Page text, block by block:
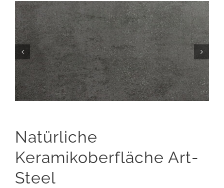
Natürliche
Keramikoberfläche Art-
Steel